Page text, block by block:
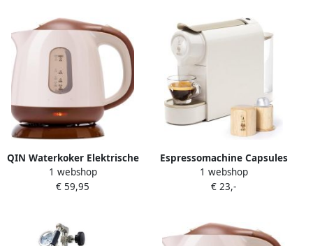
Reis & Camping
Koffiezetapparaat Capsules
& Gemalen Koffie Portable
Espresso Machine Snelle
Waterverwarming 20 bar 12
QIN Waterkoker Elektrische
Waterkoker RVS Waterkoker
Bruin 21cm x 16cm x 19cm
1 webshop
€ 59,95
Espressomachine Capsules
Koffiezetapparaat
Italiaanse Espresso
1 webshop
€ 23,-